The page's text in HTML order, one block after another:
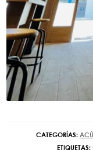
CATEGORÍAS:
ETIQUETAS: